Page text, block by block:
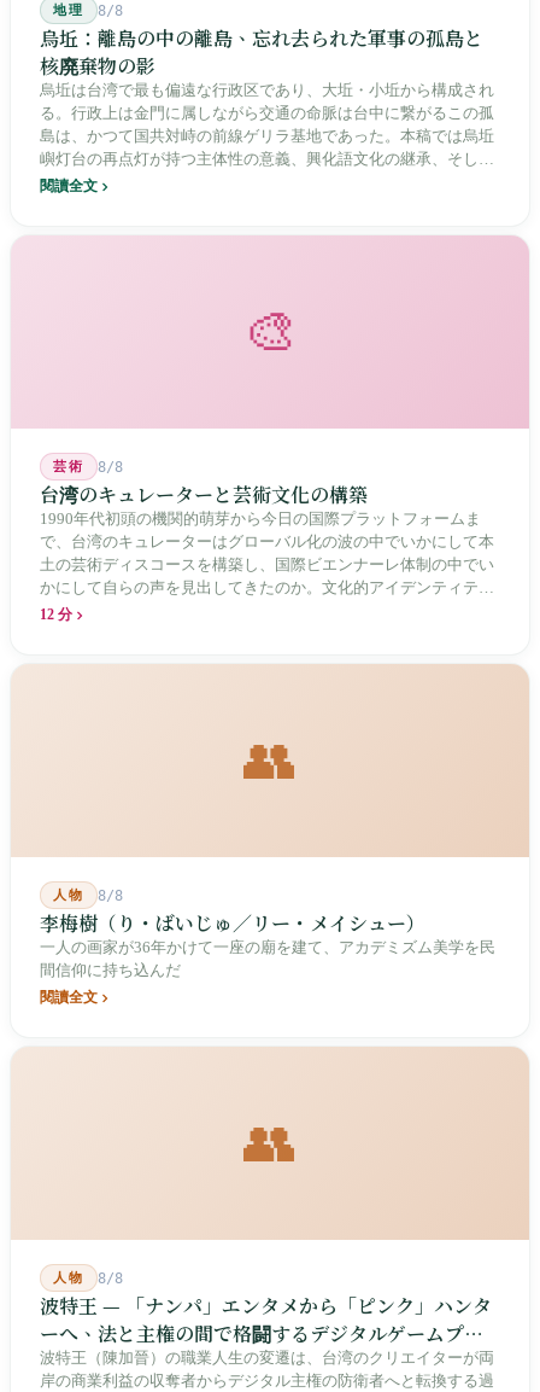
地理 8/8
烏坵：離島の中の離島、忘れ去られた軍事の孤島と
核廃棄物の影
烏坵は台湾で最も偏遠な行政区であり、大坵・小坵から構成され
る。行政上は金門に属しながら交通の命脈は台中に繋がるこの孤
島は、かつて国共対峙の前線ゲリラ基地であった。本稿では烏坵
嶼灯台の再点灯が持つ主体性の意義、興化語文化の継承、そして
20年にわたる核廃棄物処分場選定をめぐる住民投票の論争を深く
閱讀全文
🎨
芸術 8/8
台湾のキュレーターと芸術文化の構築
1990年代初頭の機関的萌芽から今日の国際プラットフォームま
で、台湾のキュレーターはグローバル化の波の中でいかにして本
土の芸術ディスコースを構築し、国際ビエンナーレ体制の中でい
かにして自らの声を見出してきたのか。文化的アイデンティティ
と専門的制度の30年にわたる進化の歴史。
12 分
👥
人物 8/8
李梅樹（り・ばいじゅ／リー・メイシュー）
一人の画家が36年かけて一座の廟を建て、アカデミズム美学を民
間信仰に持ち込んだ
閱讀全文
👥
人物 8/8
波特王 — 「ナンパ」エンタメから「ピンク」ハンタ
ーへ、法と主権の間で格闘するデジタルゲームプレ
イヤー
波特王（陳加晉）の職業人生の変遷は、台湾のクリエイターが両
岸の商業利益の収奪者からデジタル主権の防衛者へと転換する過